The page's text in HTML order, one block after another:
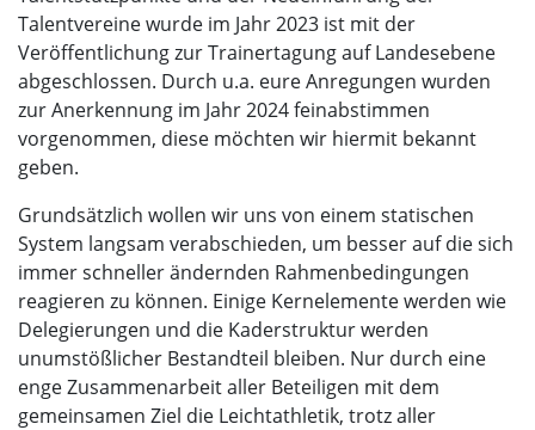
Talentvereine wurde im Jahr 2023 ist mit der
Veröffentlichung zur Trainertagung auf Landesebene
abgeschlossen. Durch u.a. eure Anregungen wurden
zur Anerkennung im Jahr 2024 feinabstimmen
vorgenommen, diese möchten wir hiermit bekannt
geben.
Grundsätzlich wollen wir uns von einem statischen
System langsam verabschieden, um besser auf die sich
immer schneller ändernden Rahmenbedingungen
reagieren zu können. Einige Kernelemente werden wie
Delegierungen und die Kaderstruktur werden
unumstößlicher Bestandteil bleiben. Nur durch eine
enge Zusammenarbeit aller Beteiligen mit dem
gemeinsamen Ziel die Leichtathletik, trotz aller